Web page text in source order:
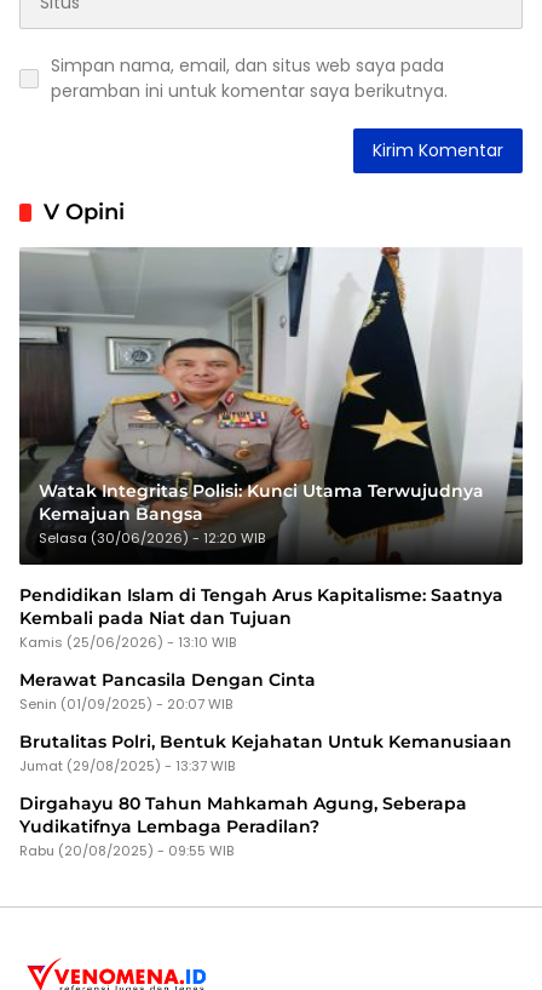
Simpan nama, email, dan situs web saya pada
peramban ini untuk komentar saya berikutnya.
V Opini
Watak Integritas Polisi: Kunci Utama Terwujudnya
Kemajuan Bangsa
Selasa (30/06/2026) - 12:20 WIB
Pendidikan Islam di Tengah Arus Kapitalisme: Saatnya
Kembali pada Niat dan Tujuan
Kamis (25/06/2026) - 13:10 WIB
Merawat Pancasila Dengan Cinta
Senin (01/09/2025) - 20:07 WIB
Brutalitas Polri, Bentuk Kejahatan Untuk Kemanusiaan
Jumat (29/08/2025) - 13:37 WIB
Dirgahayu 80 Tahun Mahkamah Agung, Seberapa
Yudikatifnya Lembaga Peradilan?
Rabu (20/08/2025) - 09:55 WIB